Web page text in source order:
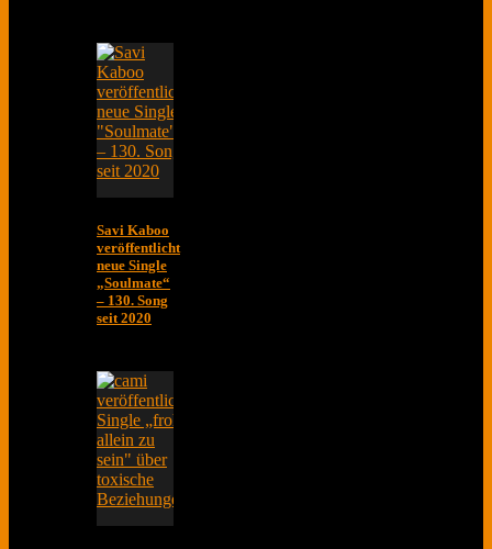
Savi Kaboo
veröffentlicht
neue Single
„Soulmate“
– 130. Song
seit 2020